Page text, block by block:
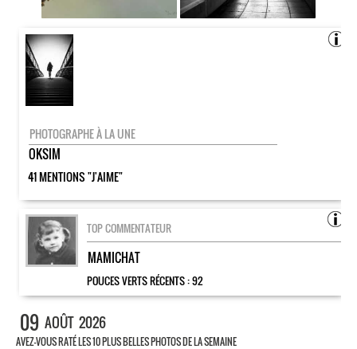
PHOTOGRAPHE À LA UNE
OKSIM
41 MENTIONS "J'AIME"
TOP COMMENTATEUR
MAMICHAT
POUCES VERTS RÉCENTS :92
09 AOÛT 2026
AVEZ-VOUS RATÉ LES 10 PLUS BELLES PHOTOS DE LA SEMAINE